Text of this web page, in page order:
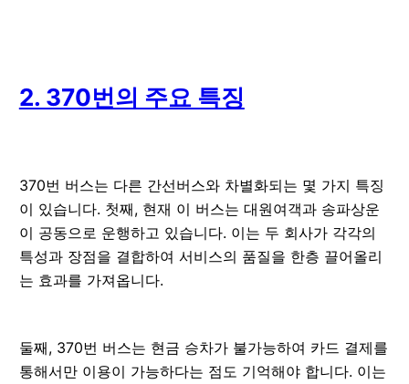
2. 370번의 주요 특징
370번 버스는 다른 간선버스와 차별화되는 몇 가지 특징
이 있습니다. 첫째, 현재 이 버스는 대원여객과 송파상운
이 공동으로 운행하고 있습니다. 이는 두 회사가 각각의
특성과 장점을 결합하여 서비스의 품질을 한층 끌어올리
는 효과를 가져옵니다.
둘째, 370번 버스는 현금 승차가 불가능하여 카드 결제를
통해서만 이용이 가능하다는 점도 기억해야 합니다. 이는